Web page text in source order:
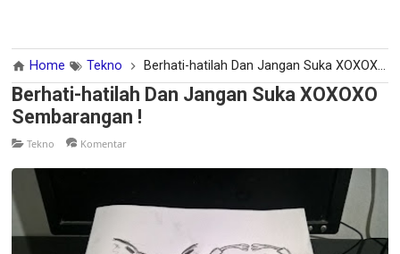
Home Tekno Berhati-hatilah Dan Jangan Suka XOXOXO Sembarangan !
Berhati-hatilah Dan Jangan Suka XOXOXO
Sembarangan !
Tekno Komentar